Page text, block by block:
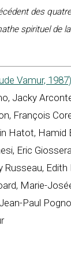
des
spirituel de
Vamur, 1987)
Jacky
François
Hatot, Hamid
Eric
Russeau,
Marie-
Paul